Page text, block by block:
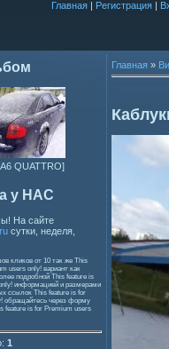
Главная| Регистрация|
QUATTRO]
у НАС
На сайте
сутки, неделя,
кликов от 10 так же This
users only! вариант как
подробной This feature is
информацией и размерами
ссылок This feature is for
обращайтесь через форму
feature is for Premium users
1
Главная »